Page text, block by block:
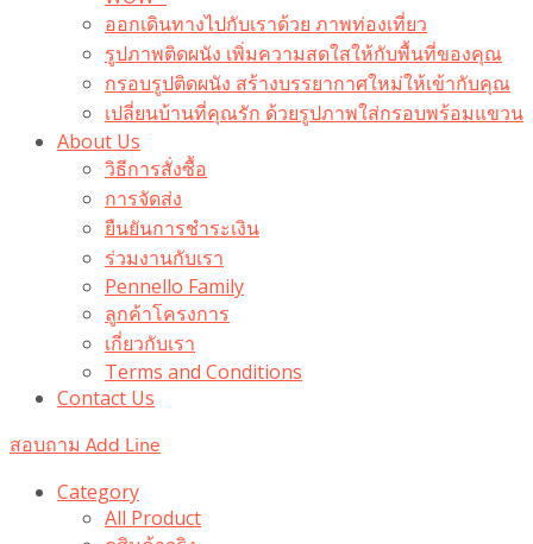
ออกเดินทางไปกับเราด้วย ภาพท่องเที่ยว
รูปภาพติดผนัง เพิ่มความสดใสให้กับพื้นที่ของคุณ
กรอบรูปติดผนัง สร้างบรรยากาศใหม่ให้เข้ากับคุณ
เปลี่ยนบ้านที่คุณรัก ด้วยรูปภาพใส่กรอบพร้อมแขวน​
About Us
วิธีการสั่งซื้อ
การจัดส่ง
ยืนยันการชำระเงิน
ร่วมงานกับเรา
Pennello Family
ลูกค้าโครงการ
เกี่ยวกับเรา
Terms and Conditions
Contact Us
สอบถาม Add Line
Category
All Product